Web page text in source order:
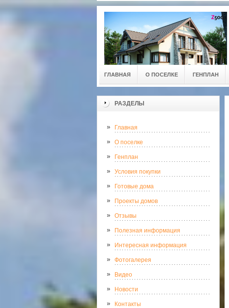
ГЛАВНАЯ О ПОСЕЛКЕ ГЕНПЛАН
РАЗДЕЛЫ
Главная
О поселке
Генплан
Условия покупки
Готовые дома
Проекты домов
Отзывы
Полезная информация
Интересная информация
Фотогалерея
Видео
Новости
Контакты